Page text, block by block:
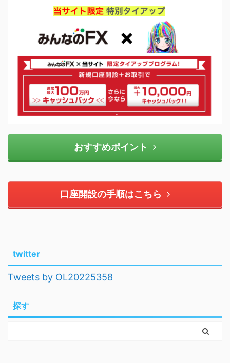
おすすめポイント
口座開設の手順はこちら
twitter
Tweets by OL20225358
探す